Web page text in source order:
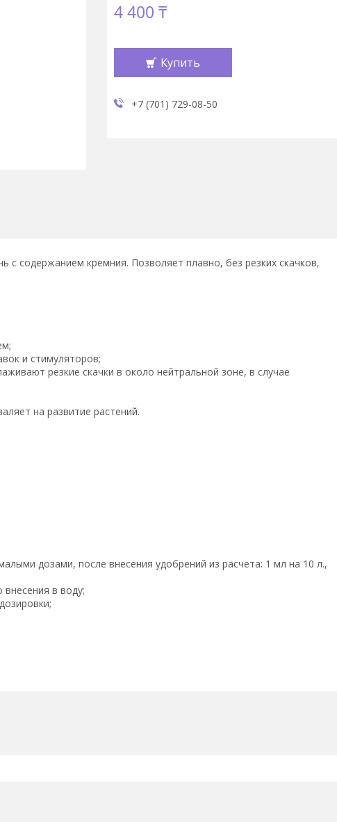
4 400 ₸
Купить
+7 (701) 729-08-50
с содержанием кремния. Позволяет плавно, без резких скачков,
и стимуляторов;
резкие скачки в около нейтральной зоне, в случае
на развитие растений.
дозами, после внесения удобрений из расчета: 1 мл на 10 л.,
в воду;